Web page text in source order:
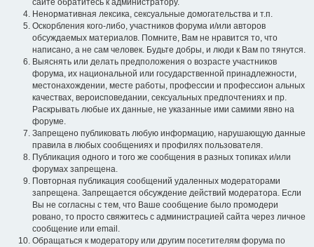
сайте обратитесь к администратору.
Ненормативная лексика, сексуальные домогательства и т.п.
Оскорбления кого-либо, участников форума и/или авторов
обсуждаемых материалов. Помните, Вам не нравится то, что
написано, а не сам человек. Будьте добры, и люди к Вам по тянутся.
Выяснять или делать предположения о возрасте участников
форума, их национальной или государственной принадлежности,
местонахождении, месте работы, профессии и профессион альных
качествах, вероисповедании, сексуальных предпочтениях и пр.
Раскрывать любые их данные, не указанные ими самими явно на
форуме.
Запрещено публиковать любую информацию, нарушающую данные
правила в любых сообщениях и профилях пользователя.
Публикация одного и того же сообщения в разных топиках и/или
форумах запрещена.
Повторная публикация сообщений удаленных модераторами
запрещена. Запрещается обсуждение действий модератора. Если
Вы не согласны с тем, что Ваше сообщение было промодери
ровано, то просто свяжитесь с администрацией сайта через личное
сообщение или email.
Обращаться к модератору или другим посетителям форума по